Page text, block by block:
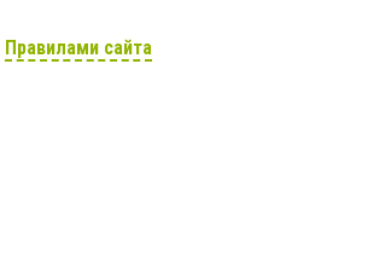
Правилами сайта